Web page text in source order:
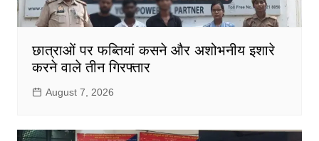
छात्राओं पर फब्तियां कसने और अशोभनीय इशारे
करने वाले तीन गिरफ्तार
August 7, 2026